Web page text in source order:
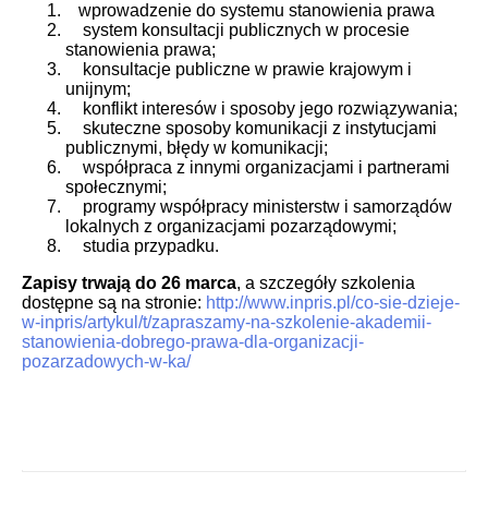
wprowadzenie do systemu stanowienia prawa
system konsultacji publicznych w procesie
stanowienia prawa;
konsultacje publiczne w prawie krajowym i
unijnym;
konflikt interesów i sposoby jego rozwiązywania;
skuteczne sposoby komunikacji z instytucjami
publicznymi, błędy w komunikacji;
współpraca z innymi organizacjami i partnerami
społecznymi;
programy współpracy ministerstw i samorządów
lokalnych z organizacjami pozarządowymi;
studia przypadku.
Zapisy trwają do 26 marca, a szczegóły szkolenia
dostępne są na stronie: http://www.inpris.pl/co-sie-dzieje-
w-inpris/artykul/t/zapraszamy-na-szkolenie-akademii-
stanowienia-dobrego-prawa-dla-organizacji-
pozarzadowych-w-ka/